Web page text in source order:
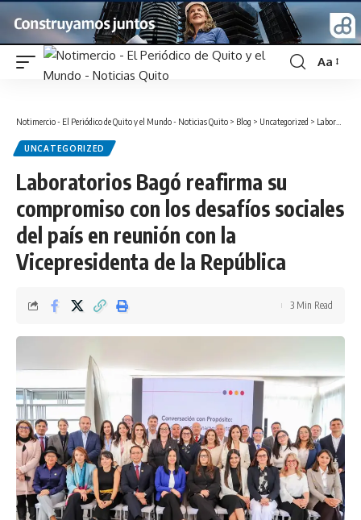
Font
Aa
Notimercio - El Periódico de Quito y el Mundo - Noticias Quito > Blog > Uncategorized > Laboratorios Bagó reafirma su compromiso con los desafíos sociales del país en reunión con la Vicepresidenta de la República
UNCATEGORIZED
Laboratorios Bagó reafirma su
compromiso con los desafíos sociales
del país en reunión con la
Vicepresidenta de la República
3 Min Read